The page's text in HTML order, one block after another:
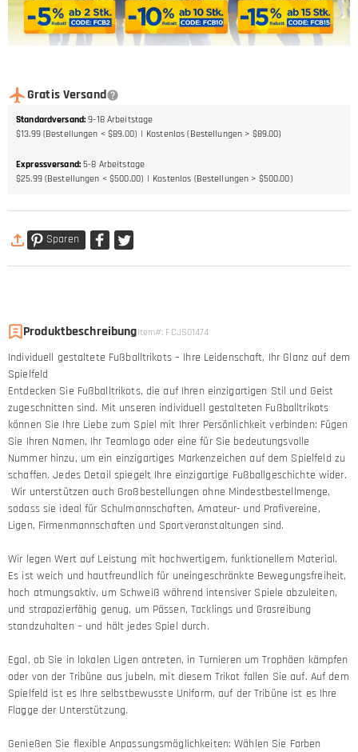
Gratis Versand
Standardversand: 9-18 Arbeitstage
$13.99 (Bestellungen < $89.00)
Kostenlos (Bestellungen > $89.00)
Expressversand: 5-8 Arbeitstage
$25.99 (Bestellungen < $500.00)
Kostenlos (Bestellungen > $500.00)
Sparen
ProduktbeschreibungItem#: FCJS01474
Individuell gestaltete Fußballtrikots – Ihre Leidenschaft, Ihr Glanz auf dem
Spielfeld
Entdecken Sie Fußballtrikots, die auf Ihren einzigartigen Stil und Geist
zugeschnitten sind. Mit unseren individuell gestalteten Fußballtrikots
können Sie Ihre Liebe zum Spiel mit Ihrer Persönlichkeit verbinden: Fügen
Sie Ihren Namen, Ihr Teamlogo oder eine für Sie bedeutungsvolle
Nummer hinzu, um ein einzigartiges Markenzeichen auf dem Spielfeld zu
schaffen. Jedes Detail spiegelt Ihre einzigartige Fußballgeschichte wider.
Wir unterstützen auch Großbestellungen ohne Mindestbestellmenge,
sodass sie ideal für Schulmannschaften, Amateur- und Profivereine,
Ligen, Firmenmannschaften und Sportveranstaltungen sind.
Wir legen Wert auf Leistung mit hochwertigem, funktionellem Material.
Es ist weich und hautfreundlich für uneingeschränkte Bewegungsfreiheit,
hoch atmungsaktiv, um Schweiß während intensiver Spiele abzuleiten,
und strapazierfähig genug, um Pässen, Tacklings und Grasreibung
standzuhalten – und hält jedes Spiel durch.
Egal, ob Sie in lokalen Ligen antreten, in Turnieren um Trophäen kämpfen
oder von der Tribüne aus jubeln, mit diesem Trikot fallen Sie auf. Auf dem
Spielfeld ist es Ihre selbstbewusste Uniform, auf der Tribüne ist es Ihre
Flagge der Unterstützung.
Genießen Sie flexible Anpassungsmöglichkeiten: Wählen Sie Farben